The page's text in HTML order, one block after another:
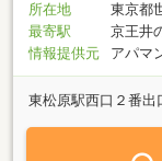
所在地
東京都
最寄駅
京王井
情報提供元
アパマ
東松原駅西口２番